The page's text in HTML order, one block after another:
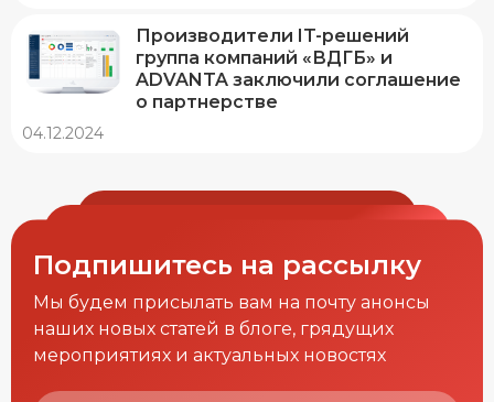
Производители IT-решений
группа компаний «ВДГБ» и
ADVANTA заключили соглашение
о партнерстве
04.12.2024
Подпишитесь на рассылку
Мы будем присылать вам на почту анонсы
наших новых статей в блоге, грядущих
мероприятиях и актуальных новостях